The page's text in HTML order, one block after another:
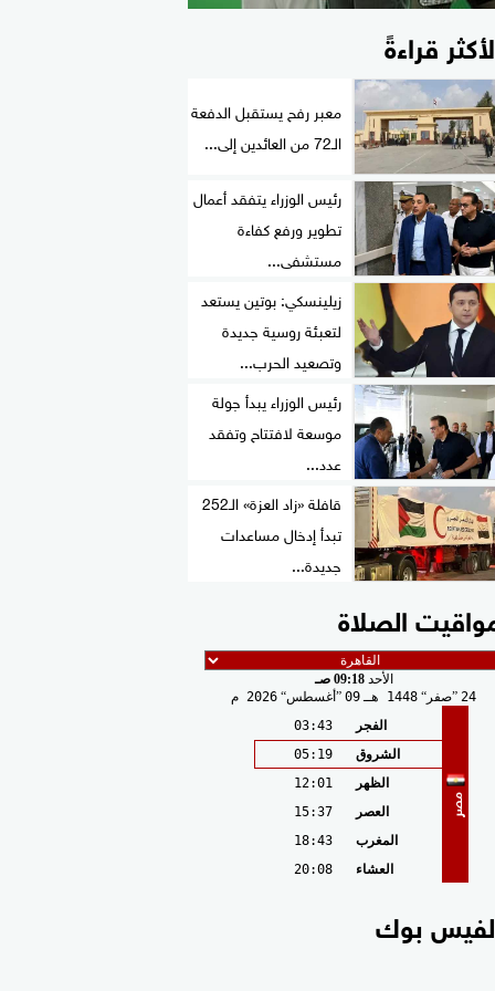
قراءةً
معبر رفح يستقبل الدفعة
الـ72 من العائدين إلى...
رئيس الوزراء يتفقد أعمال
تطوير ورفع كفاءة
مستشفى...
زيلينسكي: بوتين يستعد
لتعبئة روسية جديدة
وتصعيد الحرب...
رئيس الوزراء يبدأ جولة
موسعة لافتتاح وتفقد
عدد...
قافلة «زاد العزة» الـ252
تبدأ إدخال مساعدات
جديدة...
الصلاة
الأحد09:18 صـ
24 صفر 1448 هـ 09 أغسطس 2026 م
مصر
الفجر
03:43
الشروق
05:19
الظهر
12:01
العصر
15:37
المغرب
18:43
العشاء
20:08
بوك